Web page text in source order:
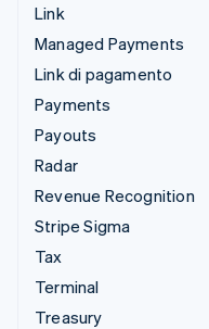
Link
Managed Payments
Link di pagamento
Payments
Payouts
Radar
Revenue Recognition
Stripe Sigma
Tax
Terminal
Treasury